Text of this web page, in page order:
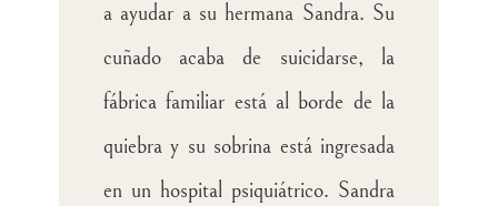
a ayudar a su hermana Sandra. Su
cuñado acaba de suicidarse, la
fábrica familiar está al borde de la
quiebra y su sobrina está ingresada
en un hospital psiquiátrico. Sandra